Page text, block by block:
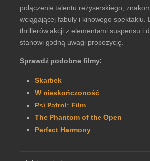
połączenie talentu reżyserskiego,
wciągającej fabuły i kinowego spektaklu.
thrillerów akcji z elementami suspensu i
stanowi godną uwagi propozycję.
Sprawdź podobne filmy:
Skarbek
W nieskończoność
Psi Patrol: Film
The Phantom of the Open
Perfect Harmony